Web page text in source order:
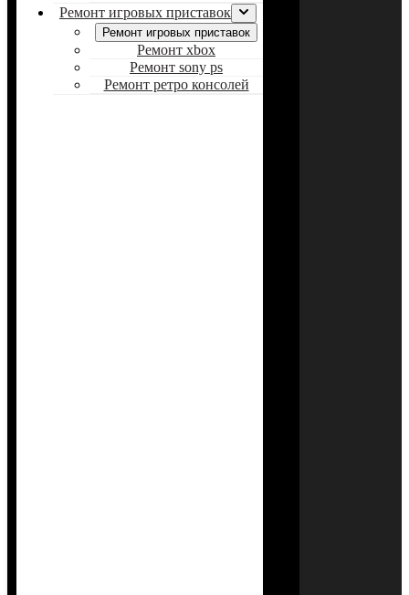
Ремонт игровых приставок
Ремонт игровых приставок
Ремонт xbox
Ремонт sony ps
Ремонт ретро консолей